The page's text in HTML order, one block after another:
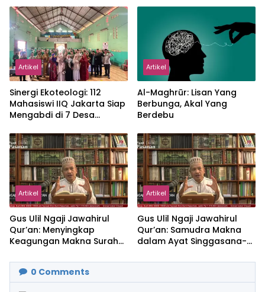
Sukamanah
Artikel
‎Sinergi Ekoteologi: 112
Mahasiswi IIQ Jakarta Siap
Mengabdi di 7 Desa
Artikel
Al-Maghrūr: Lisan Yang
Berbunga, Akal Yang
Berdebu
Artikel
Gus Ulil Ngaji Jawahirul
Qur’an: Menyingkap
Keagungan Makna Surah
Artikel
Gus Ulil Ngaji Jawahirul
Qur’an: Samudra Makna
dalam Ayat Singgasana-
0 Comments